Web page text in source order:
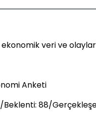
veri ve
Anketi
88/